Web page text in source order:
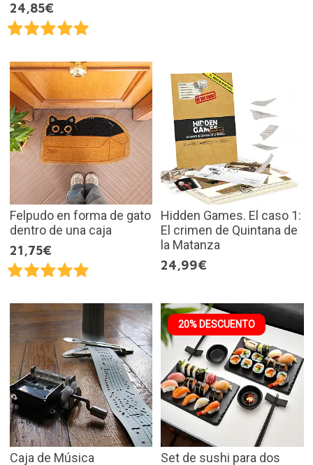
24,85€
Felpudo en forma de gato
dentro de una caja
21,75€
Hidden Games. El caso 1:
El crimen de Quintana de
la Matanza
24,99€
Caja de Música
20% DESCUENTO
Set de sushi para dos